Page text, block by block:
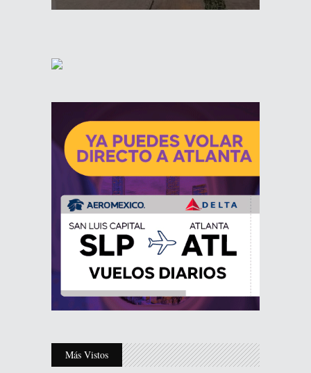
Más Vistos